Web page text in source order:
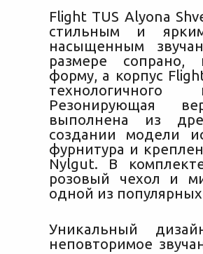
Flight TUS Alyona
стильным и
насыщенным
размере сопрано,
форму, а корпус
технологичного
Резонирующая
выполнена из
создании модели
фурнитура и
Nylgut. В
розовый чехол и
одной из
Уникальный
неповторимое